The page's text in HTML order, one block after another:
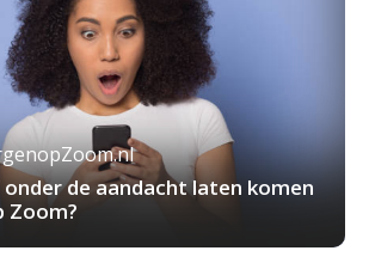
de aandacht laten komen
Zoom?